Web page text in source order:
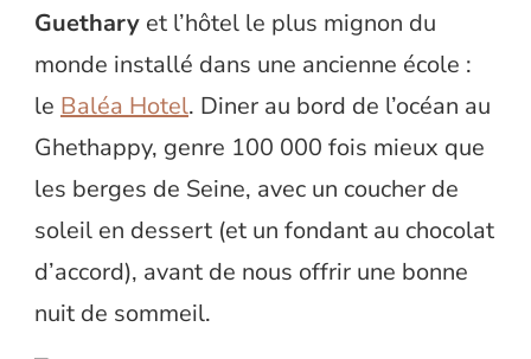
Guethary et l’hôtel le plus mignon du
monde installé dans une ancienne école :
le Baléa Hotel. Diner au bord de l’océan au
Ghethappy, genre 100 000 fois mieux que
les berges de Seine, avec un coucher de
soleil en dessert (et un fondant au chocolat
d’accord), avant de nous offrir une bonne
nuit de sommeil.